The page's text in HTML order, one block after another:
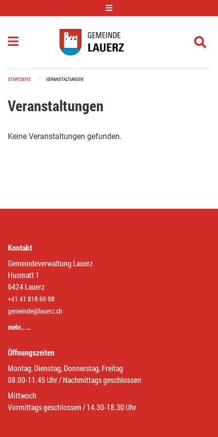
STARTSEITE VERANSTALTUNGEN
Veranstaltungen
Keine Veranstaltungen gefunden.
Kontakt
Gemeindeverwaltung Lauerz
Husmatt 1
6424 Lauerz
+41 41 818 66 88
gemeinde@lauerz.ch
mehr… …
Öffnungszeiten
Montag, Dienstag, Donnerstag, Freitag
08.00-11.45 Uhr / Nachmittags geschlossen
Mittwoch
Vormittags geschlossen / 14.30-18.30 Uhr